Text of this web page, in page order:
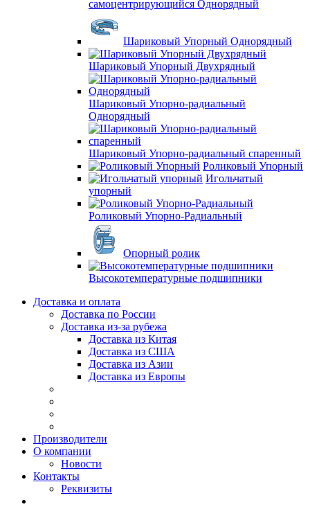
самоцентрирующийся Однорядный
Шариковый Упорный Однорядный
Шариковый Упорный Двухрядный
Шариковый Упорно-радиальный
Однорядный
Шариковый Упорно-радиальный спаренный
Роликовый Упорный
Игольчатый
упорный
Роликовый Упорно-Радиальный
Опорный ролик
Высокотемпературные подшипники
Доставка и оплата
Доставка по России
Доставка из-за рубежа
Доставка из Китая
Доставка из США
Доставка из Азии
Доставка из Европы
Производители
О компании
Новости
Контакты
Реквизиты